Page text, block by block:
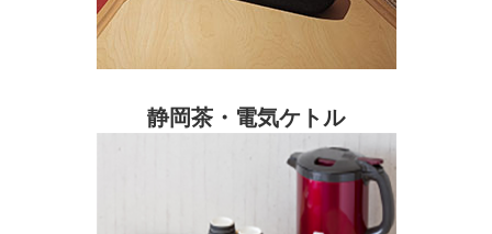
静岡茶・電気ケトル